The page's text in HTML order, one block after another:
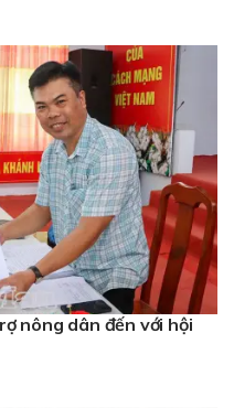
nông dân đến với hội